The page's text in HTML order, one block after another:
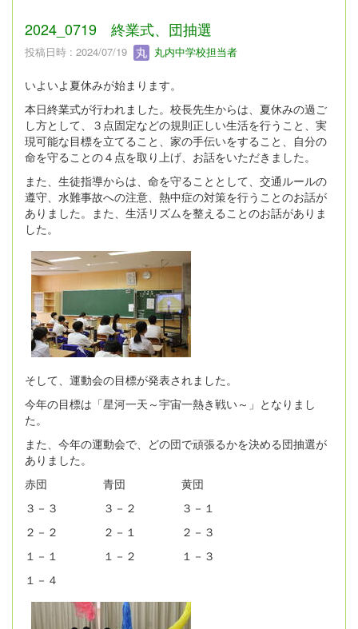
2024_0719 終業式、団抽選
投稿日時 : 2024/07/19 丸内中学校担当者
いよいよ夏休みが始まります。
本日終業式が行われました。校長先生からは、夏休みの過ご
し方として、３点固定などの規則正しい生活を行うこと、実
現可能な目標を立てること、家の手伝いをすること、自分の
命を守ることの４点を取り上げ、お話をいただきました。
また、生徒指導からは、命を守ることとして、交通ルールの
遵守、水難事故への注意、熱中症の対策を行うことのお話が
ありました。また、生活リズムを整えることのお話がありま
した。
そして、運動会の目標が発表されました。
今年の目標は「星河一天～宇宙一熱き戦い～」となりまし
た。
また、今年の運動会で、どの団で頑張るかを決める団抽選が
ありました。
赤団 青団 黄団
３－３ ３－２ ３－１
２－２ ２－１ ２－３
１－１ １－２ １－３
１－４